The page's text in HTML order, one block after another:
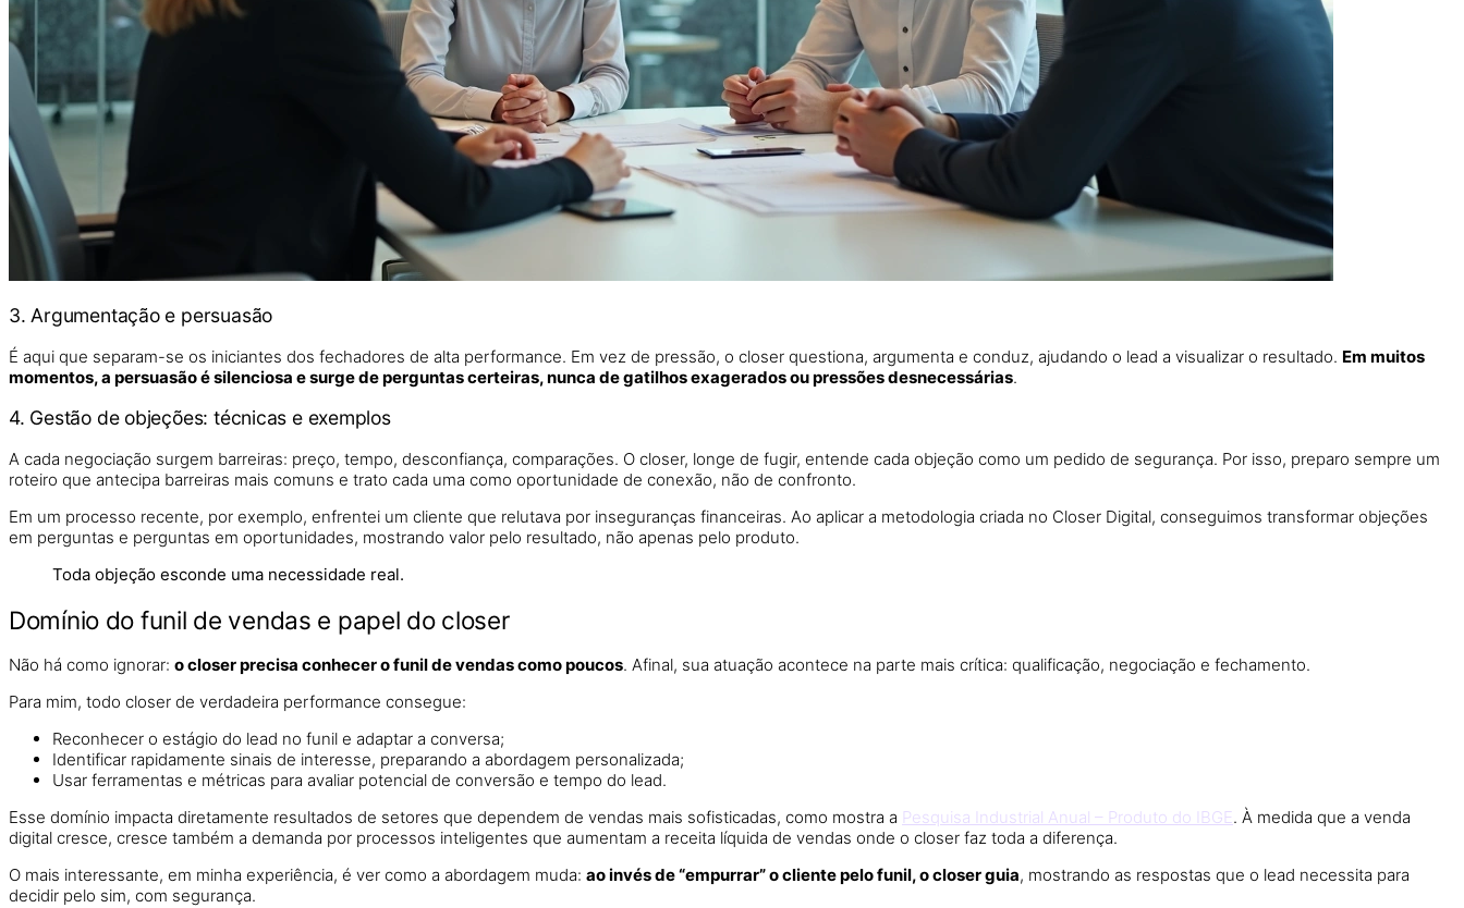
3. Argumentação e persuasão
É aqui que separam-se os iniciantes dos fechadores de alta performance. Em vez de pressão, o closer questiona, argumenta e conduz, ajudando o lead a visualizar o resultado. Em muitos
momentos, a persuasão é silenciosa e surge de perguntas certeiras, nunca de gatilhos exagerados ou pressões desnecessárias.
4. Gestão de objeções: técnicas e exemplos
A cada negociação surgem barreiras: preço, tempo, desconfiança, comparações. O closer, longe de fugir, entende cada objeção como um pedido de segurança. Por isso, preparo sempre um
roteiro que antecipa barreiras mais comuns e trato cada uma como oportunidade de conexão, não de confronto.
Em um processo recente, por exemplo, enfrentei um cliente que relutava por inseguranças financeiras. Ao aplicar a metodologia criada no Closer Digital, conseguimos transformar objeções
em perguntas e perguntas em oportunidades, mostrando valor pelo resultado, não apenas pelo produto.
Toda objeção esconde uma necessidade real.
Domínio do funil de vendas e papel do closer
Não há como ignorar: o closer precisa conhecer o funil de vendas como poucos. Afinal, sua atuação acontece na parte mais crítica: qualificação, negociação e fechamento.
Para mim, todo closer de verdadeira performance consegue:
Reconhecer o estágio do lead no funil e adaptar a conversa;
Identificar rapidamente sinais de interesse, preparando a abordagem personalizada;
Usar ferramentas e métricas para avaliar potencial de conversão e tempo do lead.
Esse domínio impacta diretamente resultados de setores que dependem de vendas mais sofisticadas, como mostra a Pesquisa Industrial Anual – Produto do IBGE. À medida que a venda
digital cresce, cresce também a demanda por processos inteligentes que aumentam a receita líquida de vendas onde o closer faz toda a diferença.
O mais interessante, em minha experiência, é ver como a abordagem muda: ao invés de “empurrar” o cliente pelo funil, o closer guia, mostrando as respostas que o lead necessita para
decidir pelo sim, com segurança.